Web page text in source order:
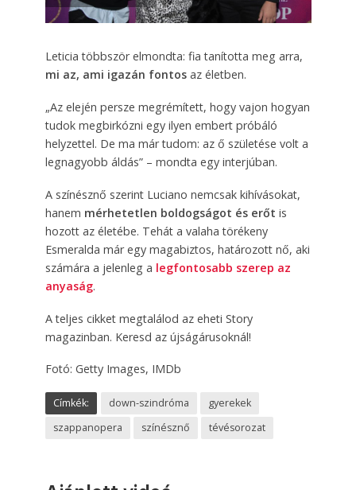
Leticia többször elmondta: fia tanította meg arra,
mi az, ami igazán fontosaz életben.
„Az elején persze megrémített, hogy vajon hogyan
tudok megbirkózni egy ilyen embert próbáló
helyzettel. De ma már tudom: az ő születése volt a
legnagyobb áldás” – mondta egy interjúban.
A színésznő szerint Luciano nemcsak kihívásokat,
hanem mérhetetlen boldogságot és erőt is
hozott az életébe. Tehát a valaha törékeny
Esmeralda már egy magabiztos, határozott nő, aki
számára a jelenleg a legfontosabb szerep az
anyaság.
A teljes cikket megtalálod az eheti Story
magazinban. Keresd az újságárusoknál!
Fotó: Getty Images, IMDb
Címkék: down-szindróma
gyerekek
szappanopera
színésznő tévésorozat